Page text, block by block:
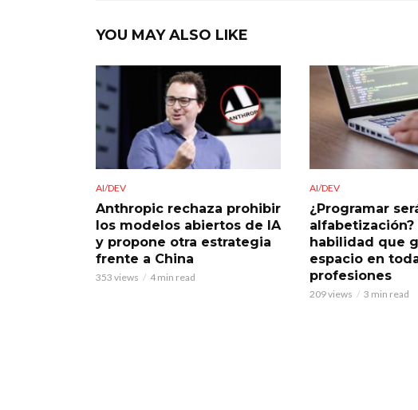
YOU MAY ALSO LIKE
AI/DEV
Anthropic rechaza prohibir
los modelos abiertos de IA
y propone otra estrategia
frente a China
353 views 4 min read
AI/DEV
¿Programar
alfabetización?
habilidad que
espacio en
profesiones
209 views 3 min read